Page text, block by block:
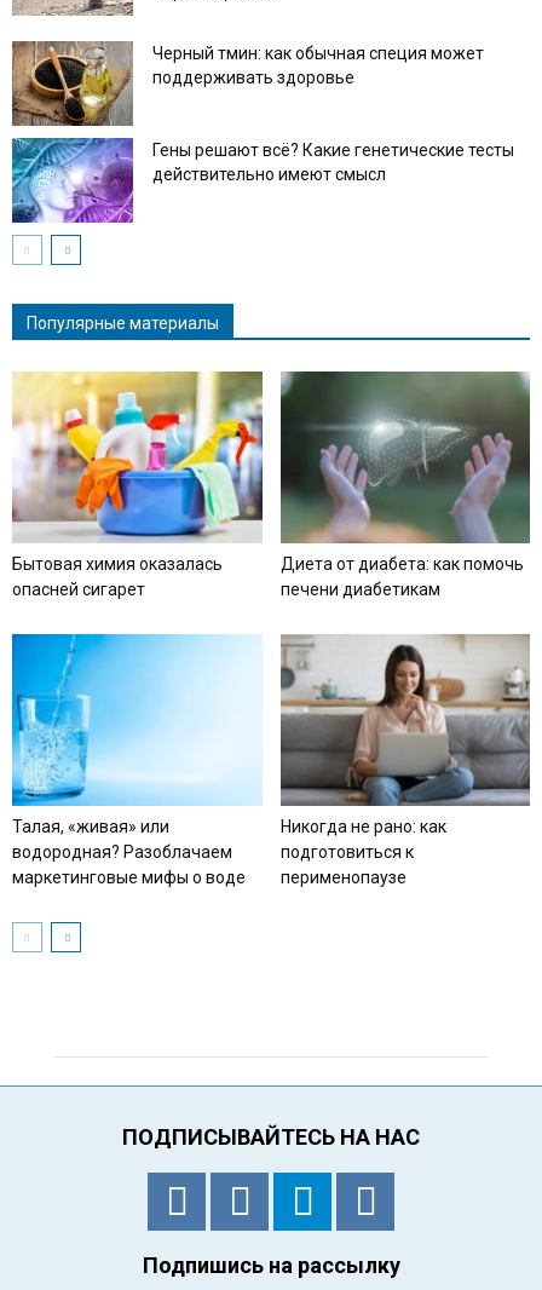
Черный тмин: как обычная специя может
поддерживать здоровье
Гены решают всё? Какие генетические тесты
действительно имеют смысл
Популярные материалы
Бытовая химия оказалась
опасней сигарет
Диета от диабета: как помочь
печени диабетикам
Талая, «живая» или
водородная? Разоблачаем
маркетинговые мифы о воде
Никогда не рано: как
подготовиться к
перименопаузе
ПОДПИСЫВАЙТЕСЬ НА НАС
Подпишись на рассылку